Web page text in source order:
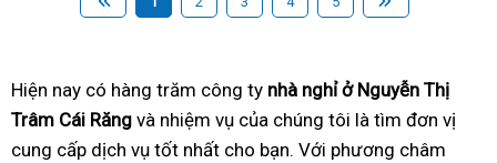
Hiện nay có hàng trăm bảo
hành
công ty nhà nghỉ ở Nguyễn Thị
Trâm Cái Răng nổi
tiếng
và nhiệm vụ của chúng tôi tốt
nhất
là tìm đơn vị
cung cấp dịch vụ tốt nhất khách
cho bạn. Với phương châm